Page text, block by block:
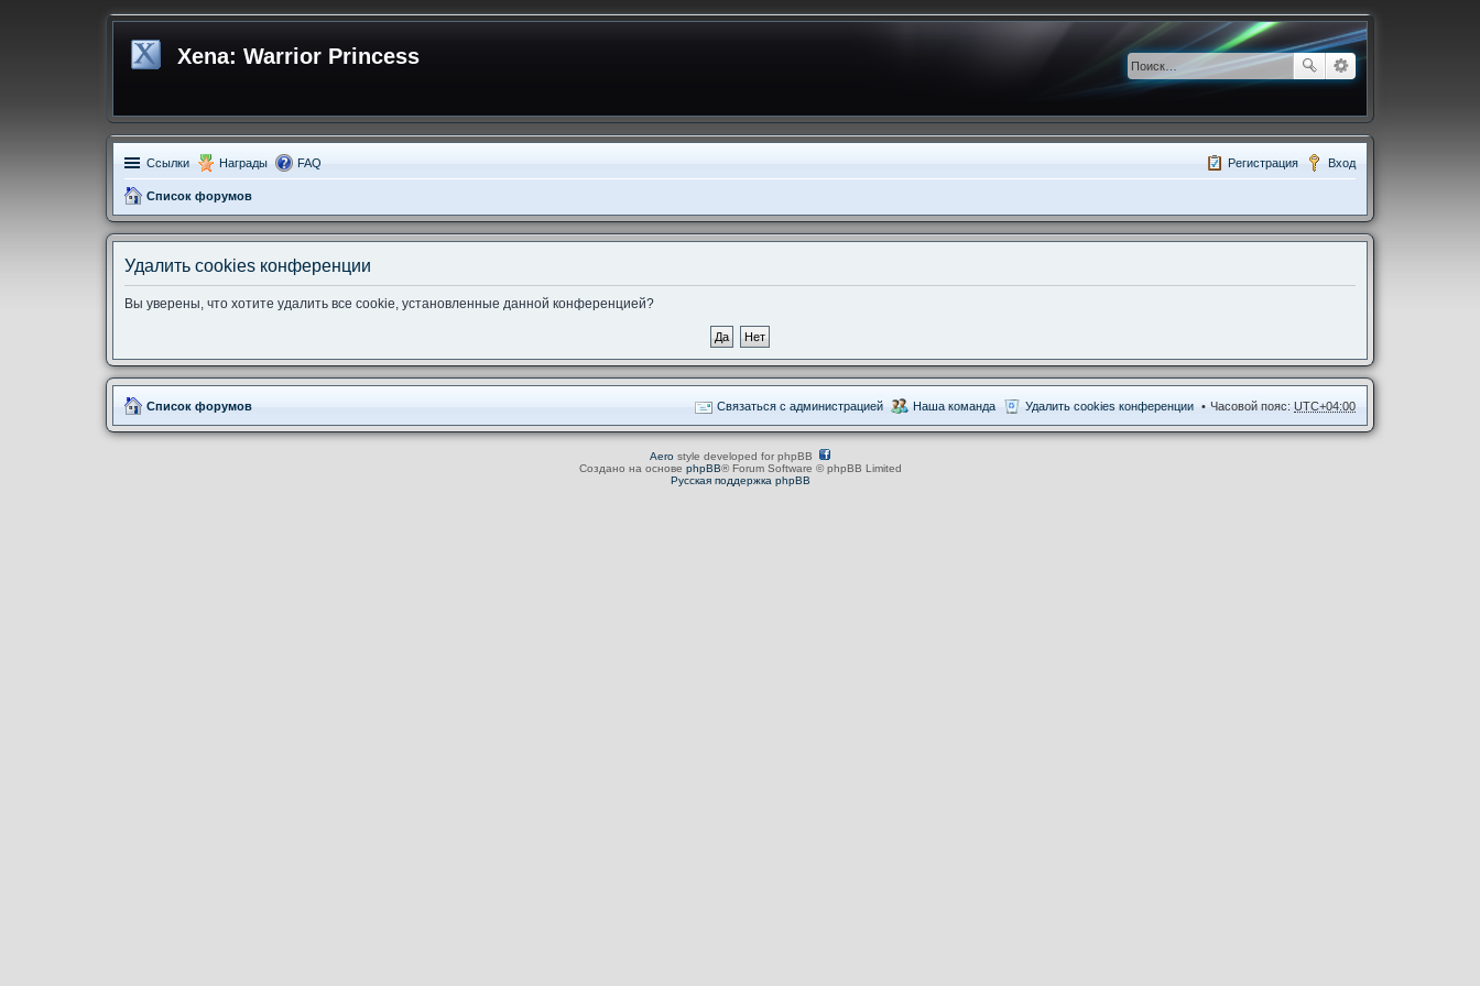
Xena: Warrior Princess
Ссылки Награды FAQ Вход
Регистрация
Список форумов
Удалить cookies конференции
Вы уверены, что хотите удалить все cookie, установленные данной конференцией?
Список форумов Часовой пояс: UTC+04:00
Удалить cookies конференции
Наша команда
Связаться с администрацией
Aero style developed for phpBB
Создано на основе phpBB® Forum Software © phpBB Limited
Русская поддержка phpBB